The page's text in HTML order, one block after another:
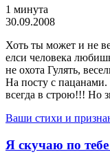
1 минута
30.09.2008
Хоть ты может и не
елси человека
не охота Гулять,
На посту с
всегда в строю!!! Но
Ваши стихи и
Я скучаю по